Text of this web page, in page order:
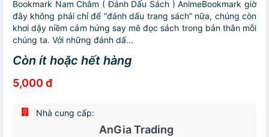
Bookmark Nam Châm ( Đánh Dấu Sách ) AnimeBookmark giờ
đây không phải chỉ để “đánh dấu trang sách” nữa, chúng còn
khơi dậy niềm cảm hứng say mê đọc sách trong bản thân mỗi
chúng ta. Với những đánh dấ...
Còn ít hoặc hết hàng
5,000 đ
Nhà cung cấp:
AnGia Trading